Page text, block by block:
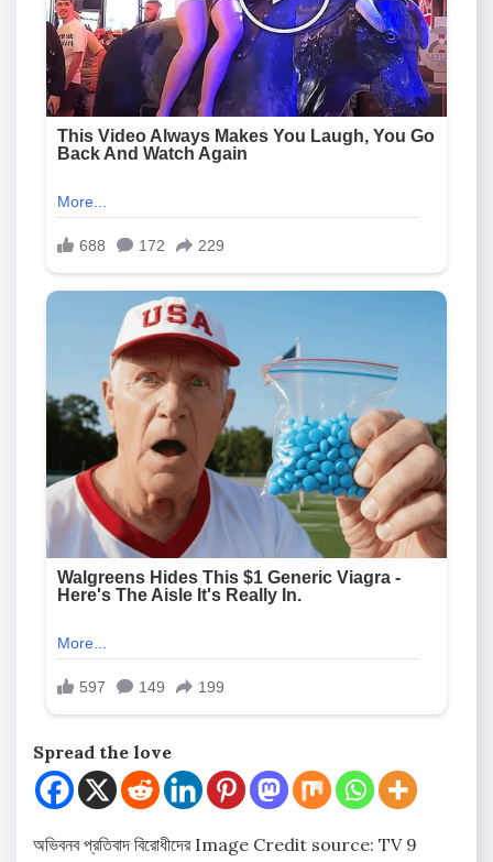
Spread the love
অভিবনব প্রতিবাদ বিরোধীদের Image Credit source: TV 9